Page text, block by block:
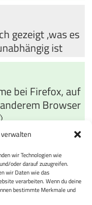
wir Technologien wie
oder darauf zuzugreifen.
wir Daten wie das
verarbeiten. Wenn du deine
bestimmte Merkmale und
gezeigt ,was es
ist
bei Firefox, auf
Browser